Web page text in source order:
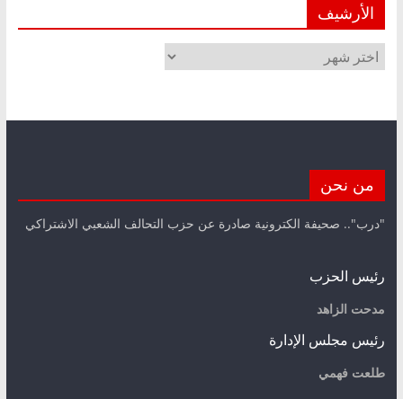
الأرشيف
الأرشيف
من نحن
"درب".. صحيفة الكترونية صادرة عن حزب التحالف الشعبي الاشتراكي
رئيس الحزب
مدحت الزاهد
رئيس مجلس الإدارة
طلعت فهمي